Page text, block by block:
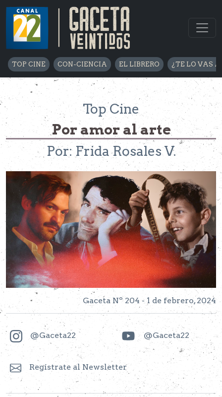
TOP CINE CON-CIENCIA EL LIBRERO ¿TE LO VAS A
Top Cine
Por amor al arte
Por: Frida Rosales V.
Gaceta Nº 204 - 1 de febrero, 2024
@Gaceta22 @Gaceta22
Regístrate al Newsletter